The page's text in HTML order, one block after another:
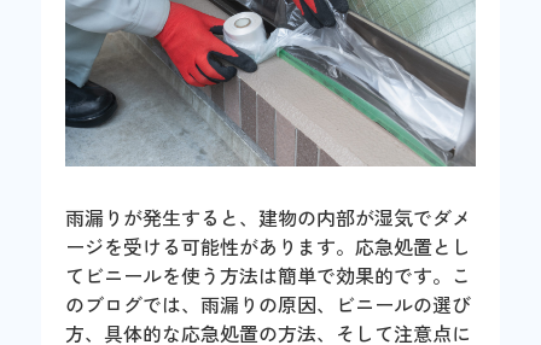
雨漏りが発生すると、建物の内部が湿気でダメ
ージを受ける可能性があります。応急処置とし
てビニールを使う方法は簡単で効果的です。こ
のブログでは、雨漏りの原因、ビニールの選び
方、具体的な応急処置の方法、そして注意点に